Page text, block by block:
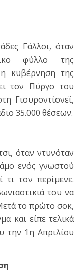
Γάλλοι, όταν
φύλλο της
κυβέρνηση της
τον Πύργο του
Γιουροντίσνεϊ,
35.000 θέσεων.
όταν ντυνόταν
ενός γνωστού
τον περίμενε.
του να
το πρώτο σοκ,
και είπε τελικά
την 1η Απριλίου